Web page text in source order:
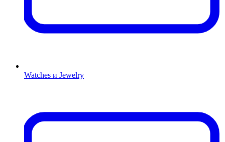
Watches и Jewelry